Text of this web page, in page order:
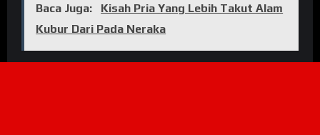
Baca Juga:
Kisah Pria Yang Lebih Takut Alam
Kubur Dari Pada Neraka